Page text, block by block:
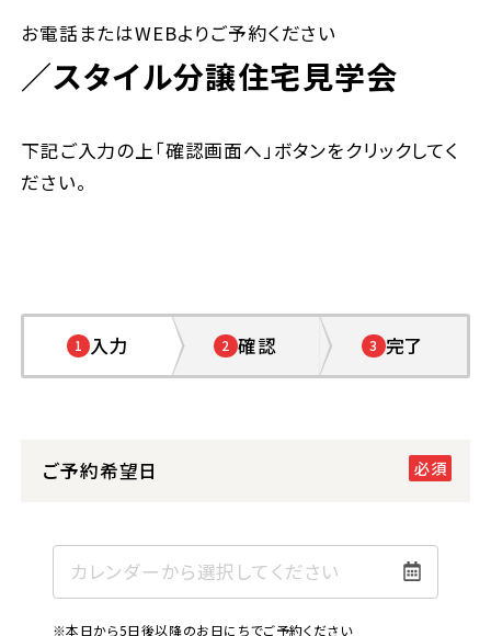
お電話またはWEBよりご予約ください
／スタイル分譲住宅見学会
下記ご入力の上「確認画面へ」ボタンをクリックしてく
ださい。
1 入力 2 確認 3 完了
ご予約希望日
※本日から5日後以降のお日にちでご予約ください